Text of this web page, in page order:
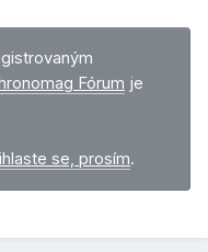
Fórum je
se, prosím.